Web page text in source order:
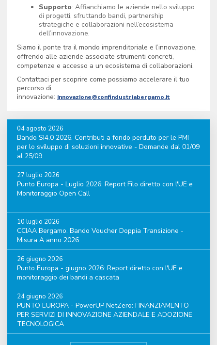
Supporto: Affianchiamo le aziende nello sviluppo
di progetti, sfruttando bandi, partnership
strategiche e collaborazioni nell’ecosistema
dell’innovazione.
Siamo il ponte tra il mondo imprenditoriale e l’innovazione,
offrendo alle aziende associate strumenti concreti,
competenze e accesso a un ecosistema di collaborazioni.
Contattaci per scoprire come possiamo accelerare il tuo
percorso di
innovazione: innovazione@confindustriabergamo.it
04 agosto 2026
Bando SI4.0 2026. Contributi a fondo perduto per le PMI
per lo sviluppo di soluzioni innovative - Domande dal 01/09
al 25/09
27 luglio 2026
Punto Europa - Luglio 2026: Report Filo diretto con l'UE e
Monitoraggio Open Call
10 luglio 2026
CCIAA Bergamo. Bando Voucher Doppia Transizione -
Misura A anno 2026
26 giugno 2026
Punto Europa - giugno 2026: Report diretto con l'UE e
monitoraggio dei bandi a cascata
24 giugno 2026
PUNTO EUROPA - PowerUP NetZero: FINANZIAMENTO
PER SERVIZI DI INNOVAZIONE AZIENDALE E ADOZIONE
TECNOLOGICA